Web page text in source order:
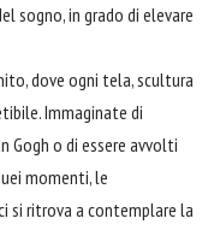
sogno, in grado di elevare
dove ogni tela, scultura
Immaginate di
Gogh o di essere avvolti
momenti, le
si ritrova a contemplare la